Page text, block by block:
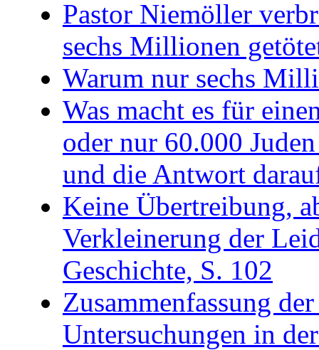
Pastor Niemöller
sechs Millionen
Warum nur sechs
Was macht es für
oder nur 60.000
und die Antwort
Keine Übertreibung,
Verkleinerung der
Geschichte, S. 102
Zusammenfassung
Untersuchungen in